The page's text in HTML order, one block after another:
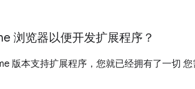
浏览器以便开发扩展程序？
版本支持扩展程序，您就已经拥有了一切